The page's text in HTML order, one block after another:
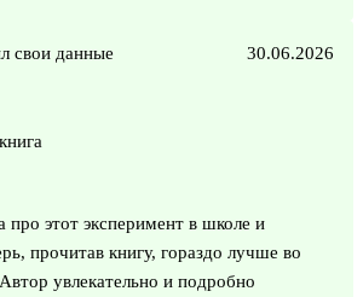
свои данные 30.06.2026
этот эксперимент в школе и
прочитав книгу, гораздо лучше во
увлекательно и подробно